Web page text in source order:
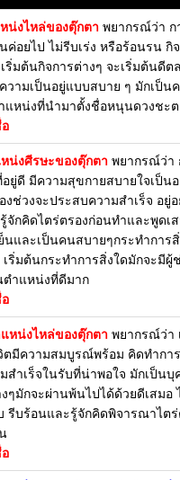
น่งไหล่ของตุ๊กตา พยากรณ์ว่า ก
อยไป ไม่รีบเร่ง หรือร้อนรน กิ
ริ่มต้นกิจการต่างๆ จะเริ่มต้นดีต
ามเป็นอยู่แบบสบาย ๆ มักเป็น
แหน่งที่นำมาตั้งชื่อหนุนดวงชะ
น่งศีรษะของตุ๊กตา พยากรณ์ว่า
ดี มีความสุขกายสบายใจเป็น
ช่วงจะประสบความสำเร็จ อยู่อ
กคิดไตร่ตรองก่อนทำและพูดเ
นและเป็นคนสบายๆกระทำการ
มต้นกระทำการสิ่งใดมักจะมีผู้
ตำแหน่งที่ดีมาก
หน่งไหล่ของตุ๊กตา พยากรณ์ว่า
มีความสมบูรณ์พร้อม คิดทำกา
สำเร็จในรับที่น่าพอใจ มักเป็น
มักจะผ่านพ้นไปได้ด้วยดีเสมอ
รีบร้อนและรู้จักคิดพิจารณาไตร่